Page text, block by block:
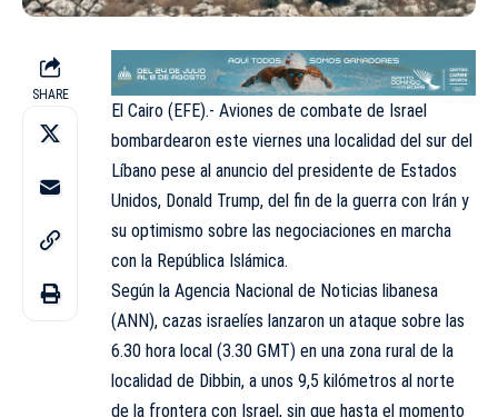
SHARE
El Cairo (EFE).- Aviones de combate de Israel
bombardearon este viernes una localidad del sur del
Líbano pese al anuncio del presidente de Estados
Unidos, Donald Trump, del fin de la guerra con Irán y
su optimismo sobre las negociaciones en marcha
con la República Islámica.
Según la Agencia Nacional de Noticias libanesa
(ANN), cazas israelíes lanzaron un ataque sobre las
6.30 hora local (3.30 GMT) en una zona rural de la
localidad de Dibbin, a unos 9,5 kilómetros al norte
de la frontera con Israel, sin que hasta el momento